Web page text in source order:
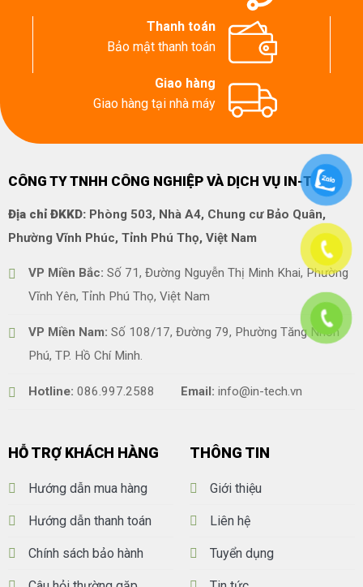
Thanh toán
Bảo mật thanh toán
Giao hàng
Giao hàng tại nhà máy
CÔNG TY TNHH CÔNG NGHIỆP VÀ DỊCH VỤ IN-TECH
Địa chỉ ĐKKD:Phòng 503, Nhà A4, Chung cư Bảo Quân,
Phường Vĩnh Phúc, Tỉnh Phú Thọ, Việt Nam
VP Miền Bắc: Số 71, Đường Nguyễn Thị Minh Khai, Phường
Vĩnh Yên, Tỉnh Phú Thọ, Việt Nam
VP Miền Nam: Số 108/17, Đường 79, Phường Tăng Nhơn
Phú, TP. Hồ Chí Minh.
Hotline: 086.997.2588 Email: info@in-tech.vn
HỖ TRỢ KHÁCH HÀNG
Hướng dẫn mua hàng
Hướng dẫn thanh toán
Chính sách bảo hành
THÔNG TIN
Giới thiệu
Liên hệ
Tuyển dụng